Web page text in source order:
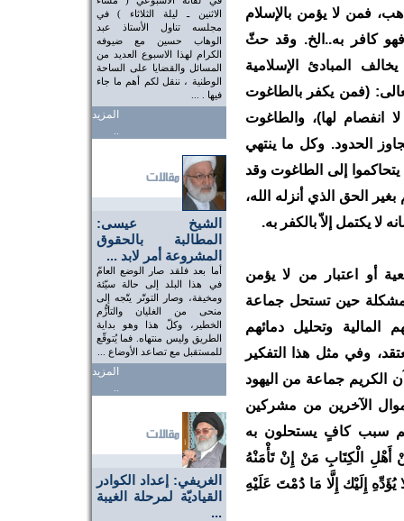
الاثنين ـ ليلة الثلاثاء ) في
مجلسه تناول الأستاذ عبد
الوهاب حسين مع ضيوفه
الكرام لهذا الاسبوع العديد من
المسائل والقضايا على الساحة
الوطنية ، ننقل لكم أهم ما جاء
فيها . ...
المزيد
..
الشيخ عيسى:
المطالبة بالحقوق
المشروعة أمر لابد ...
أما بعد فلقد صار الوضع العامّ
في هذا البلد إلى حالة سيّئة
ومخيفة، وصار التوتّر يتّجه إلى
منحى من الغليان والتأزُّم
الخطير، وكلّ هذا وهو بداية
الطريق وليس منتهاه. فما يُتوقّع
للمستقبل مع تصاعد الأوضاع ...
المزيد
..
الغريفي: إعداد الكوادر
القياديّة لمرحلة الغيبة
...
فمن لا يؤمن بالإسلام
كافر به..الخ. وقد حثّ
المبادئ الإسلامية
(فمن يكفر بالطاغوت
انفصام لها)، والطاغوت
الحدود. وكل ما ينتهي
إلى الطاغوت وقد
الحق الذي أنزله الله،
لا يكتمل إلاّ بالكفر به.
أو اعتبار من لا يؤمن
حين تستحل جماعة
وتحليل دمائهم
وفي مثل هذا التفكير
الكريم جماعة من اليهود
الآخرين من مشركين
سبب كافٍ يستحلون به
أَهْلِ الْكِتَابِ مَنْ إِنْ تَأْمَنْهُ
يُؤَدِّهِ إِلَيْك إِلَّا مَا دُمْتَ عَلَيْهِ